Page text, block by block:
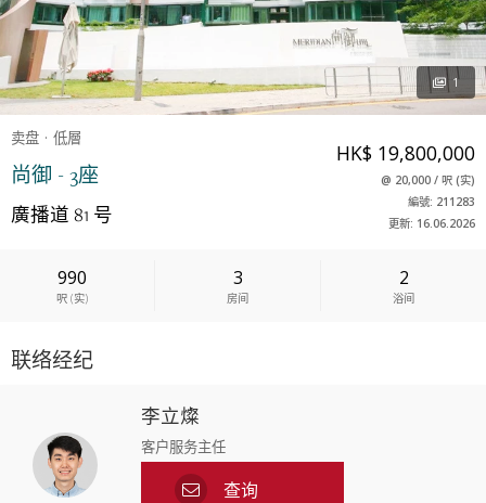
卖盘 低層
尚御 - 3座
廣播道 81 号
HK$ 19,800,000
@ 20,000/ 呎(实)
編號: 211283
更新: 16.06.2026
990
呎(实)
3
房间
2
浴间
1
联络经纪
李立燦
客户服务主任
查询